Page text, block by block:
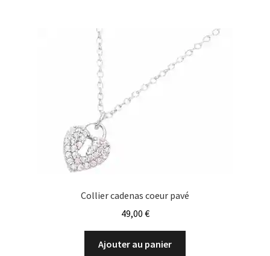
Collier cadenas coeur pavé
49,00 €
Ajouter au panier